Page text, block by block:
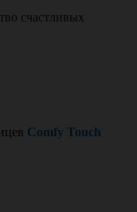
счастливых
Comfy Touch